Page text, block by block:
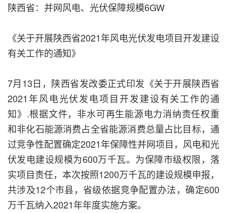
陕西省：并网风电、光伏保障规模6GW
《关于开展陕西省2021年风电光伏发电项目开发建设
有关工作的通知》
7月13日，陕西省发改委正式印发《关于开展陕西省
2021年风电光伏发电项目开发建设有关工作的通
知》.根据文件，非水可再生能源电力消纳责任权重
和非化石能源消费占全省能源消费总量占比目标，通
过竞争性配置确定2021年保障性并网项目，风电和光
伏发电建设规模为600万千瓦。为保障市级权限，落
实项目责任，本次按照1200万千瓦的建设规模申报，
共涉及12个市县，省级依据竞争配置办法，确定600
万千瓦纳入2021年年度实施方案。